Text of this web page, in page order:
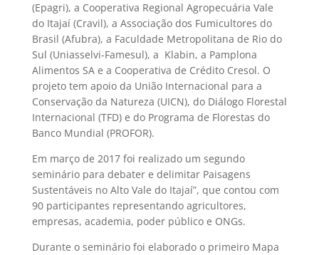
(Epagri), a Cooperativa Regional Agropecuária Vale
do Itajaí (Cravil), a Associação dos Fumicultores do
Brasil (Afubra), a Faculdade Metropolitana de Rio do
Sul (Uniasselvi-Famesul), a Klabin, a Pamplona
Alimentos SA e a Cooperativa de Crédito Cresol. O
projeto tem apoio da União Internacional para a
Conservação da Natureza (UICN), do Diálogo Florestal
Internacional (TFD) e do Programa de Florestas do
Banco Mundial (PROFOR).
Em março de 2017 foi realizado um segundo
seminário para debater e delimitar Paisagens
Sustentáveis no Alto Vale do Itajaí”, que contou com
90 participantes representando agricultores,
empresas, academia, poder público e ONGs.
Durante o seminário foi elaborado o primeiro Mapa